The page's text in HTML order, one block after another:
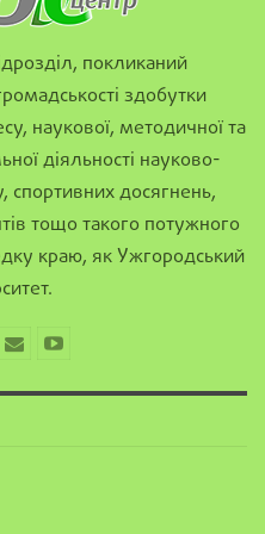
покликаний
здобутки
наукової, методичної та
діяльності науково-
спортивних досягнень,
тощо такого потужного
краю, як Ужгородський